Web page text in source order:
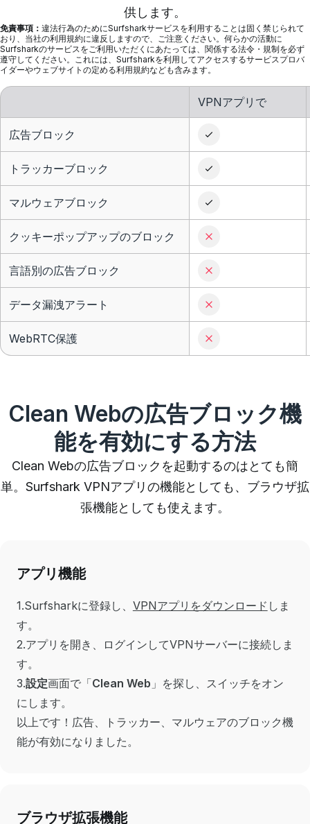
供します。
免責事項： 違法行為のためにSurfsharkサービスを利用することは固く禁じられて
おり、当社の利用規約に違反しますので、ご注意ください。何らかの活動に
Surfsharkのサービスをご利用いただくにあたっては、関係する法令・規制を必ず
遵守してください。これには、Surfsharkを利用してアクセスするサービスプロバ
イダーやウェブサイトの定める利用規約なども含みます。
VPNアプリで
広告ブロック
トラッカーブロック
マルウェアブロック
クッキーポップアップのブロック
言語別の広告ブロック
データ漏洩アラート
WebRTC保護
Clean Webの広告ブロック機
能を有効にする方法
Clean Webの広告ブロックを起動するのはとても簡
単。Surfshark VPNアプリの機能としても、ブラウザ拡
張機能としても使えます。
アプリ機能
1.Surfsharkに登録し、 VPNアプリをダウンロード しま
す。
2.アプリを開き、ログインしてVPNサーバーに接続しま
す。
3.設定画面で「Clean Web 」を探し、スイッチをオン
にします。
以上です！広告、トラッカー、マルウェアのブロック機
能が有効になりました。
ブラウザ拡張機能